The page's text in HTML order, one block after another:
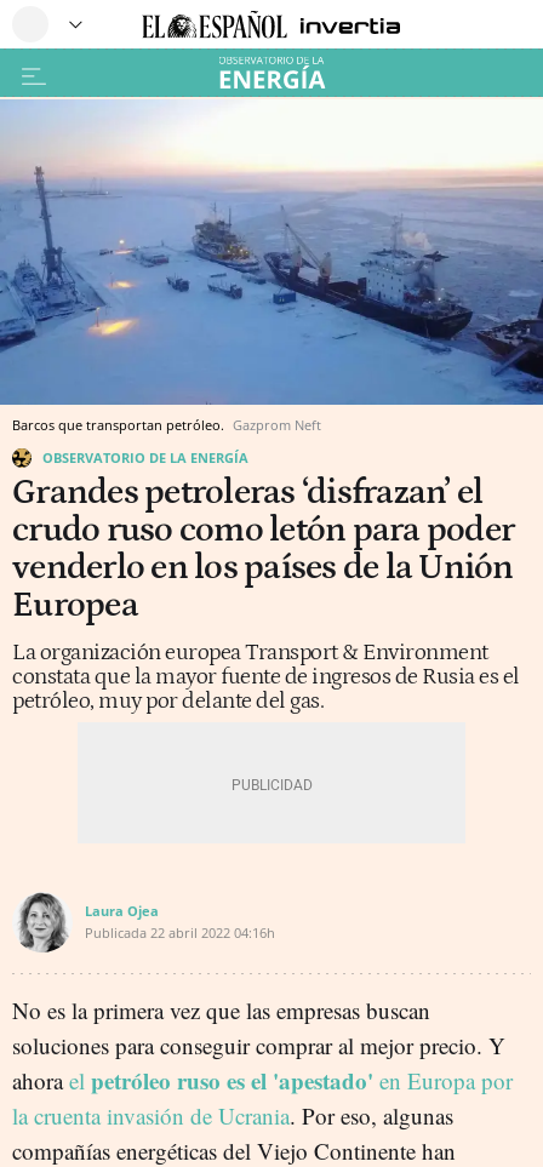
Barcos que transportan petróleo. Gazprom Neft
OBSERVATORIO DE LA ENERGÍA
Grandes petroleras ‘disfrazan’ el
crudo ruso como letón para poder
venderlo en los países de la Unión
Europea
La organización europea Transport & Environment
constata que la mayor fuente de ingresos de Rusia es el
petróleo, muy por delante del gas.
Laura Ojea
Publicada 22 abril 2022 04:16h
No es la primera vez que las empresas buscan
soluciones para conseguir comprar al mejor precio. Y
ahorael petróleo ruso es el 'apestado' en Europa por
la cruenta invasión de Ucrania. Por eso, algunas
compañías energéticas del Viejo Continente han